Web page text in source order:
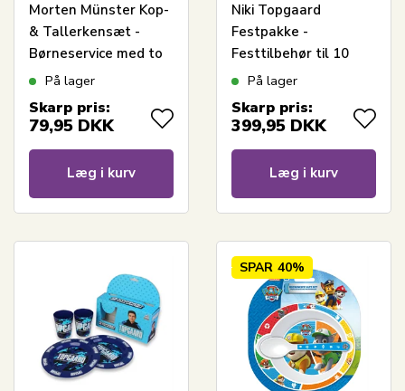
Morten Münster Kop-
& Tallerkensæt -
Børneservice med to
tallerkener og to
På lager
Skarp pris:
79,95 DKK
Læg i kurv
Niki Topgaard
Festpakke -
Festtilbehør til 10
personer
På lager
Skarp pris:
399,95 DKK
Læg i kurv
SPAR 40%